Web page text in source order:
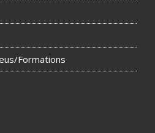
Formations